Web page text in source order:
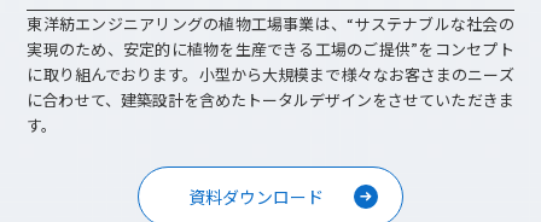
東洋紡エンジニアリングの植物工場事業は、“サステナブルな社会の
実現のため、安定的に植物を生産できる工場のご提供”をコンセプト
に取り組んでおります。小型から大規模まで様々なお客さまのニーズ
に合わせて、建築設計を含めたトータルデザインをさせていただきま
す。
資料ダウンロード